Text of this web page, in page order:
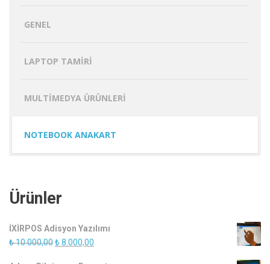
GENEL
LAPTOP TAMIRI
MULTIMEDYA ÜRÜNLERI
NOTEBOOK ANAKART
Ürünler
İXİRPOS Adisyon Yazılımı
₺10.000,00Orijinal
₺8.000,00